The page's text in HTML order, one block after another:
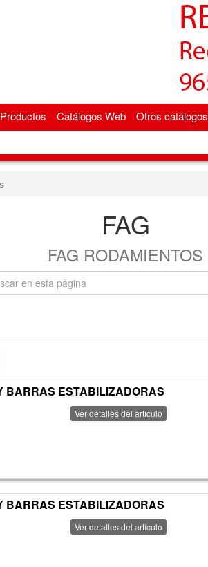
Productos Catálogos Web Otros catálogos
FAG
FAG RODAMIENTOS
BARRAS ESTABILIZADORAS
Ver detalles del artículo
BARRAS ESTABILIZADORAS
Ver detalles del artículo